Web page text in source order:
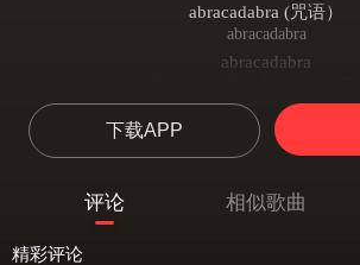
abracadabra (咒语）
abracadabra
abracadabra
有时是在晚上，当我关上
i see before me a silver shining
看着眼前银色闪亮的夜
他是我的国王，而我是最爱
下载APP
评论 相似歌曲
精彩评论